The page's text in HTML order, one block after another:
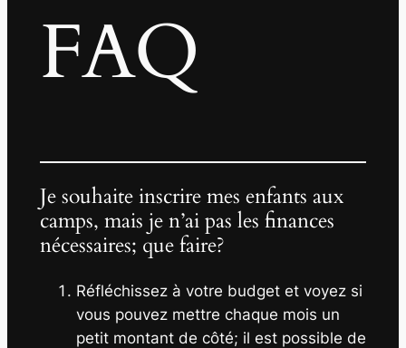
FAQ
Je souhaite inscrire mes enfants aux
camps, mais je n’ai pas les finances
nécessaires; que faire?
Réfléchissez à votre budget et voyez si
vous pouvez mettre chaque mois un
petit montant de côté; il est possible de